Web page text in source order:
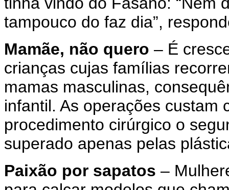
tampouco do faz dia”,
Mamãe, não quero – É
crianças cujas famílias
mamas masculinas,
infantil. As operações custam
procedimento cirúrgico o
superado apenas pelas
Paixão por sapatos –